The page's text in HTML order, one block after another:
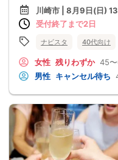
川崎市 | 8月9日(日)
受付終了まで2日
ナビスタ 40代向け
女性 残りわずか 45
男性 キャンセル待ち